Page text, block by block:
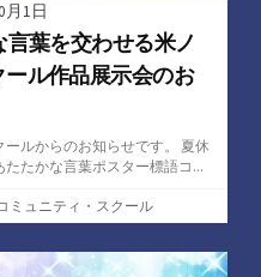
月1日
言葉を交わせる米ノ
ル作品展示会のお
ルからのお知らせです。 夏休
たかな言葉ポスター標語コ...
ミュニティ・スクール